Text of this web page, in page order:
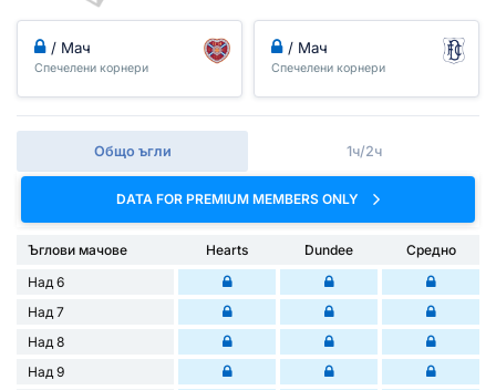
/ Мач
Спечелени корнери
/ Мач
Спечелени корнери
Общо ъгли 1ч/2ч
DATA FOR PREMIUM MEMBERS ONLY
Ъглови мачове Hearts Dundee
Средно
Над 6
Над 7
Над 8
Над 9